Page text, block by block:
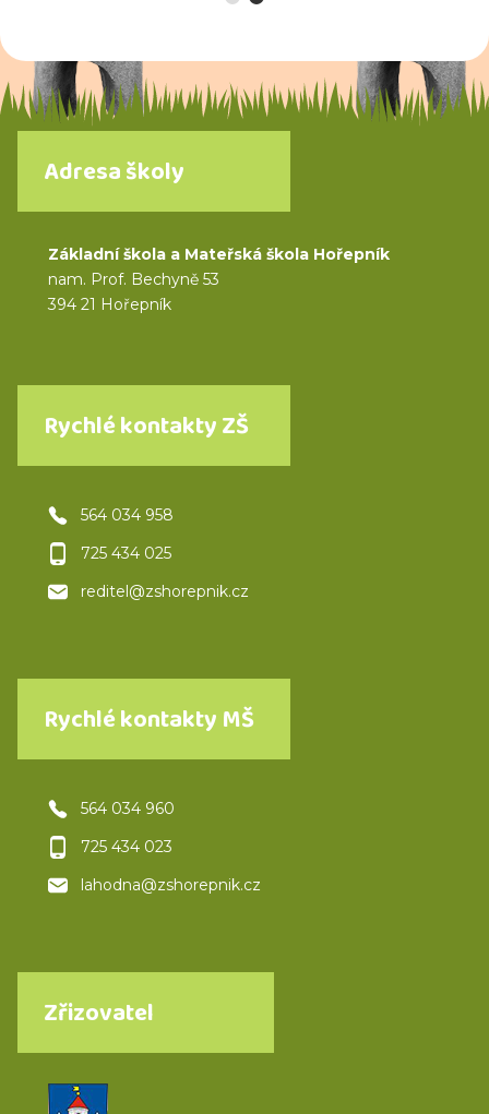
Adresa školy
Základní škola a Mateřská škola Hořepník
nam. Prof. Bechyně 53
394 21 Hořepník
Rychlé kontakty ZŠ
564 034 958
725 434 025
reditel@zshorepnik.cz
Rychlé kontakty MŠ
564 034 960
725 434 023
lahodna@zshorepnik.cz
Zřizovatel